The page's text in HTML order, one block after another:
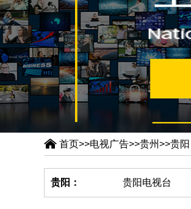
 首页>>电视广告>>贵州>>贵阳
贵阳： 贵阳电视台